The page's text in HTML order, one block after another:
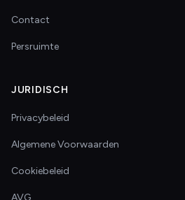
Contact
Persruimte
JURIDISCH
Privacybeleid
Algemene Voorwaarden
Cookiebeleid
AVG